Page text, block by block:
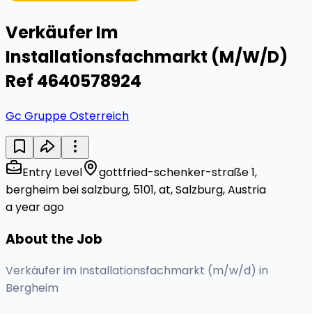
Verkäufer Im
Installationsfachmarkt (M/W/D)
Ref 4640578924
Gc Gruppe Osterreich
Entry Level
gottfried-schenker-straße 1,
bergheim bei salzburg, 5101, at, Salzburg, Austria
a year ago
About the Job
Verkäufer im Installationsfachmarkt (m/w/d) in
Bergheim